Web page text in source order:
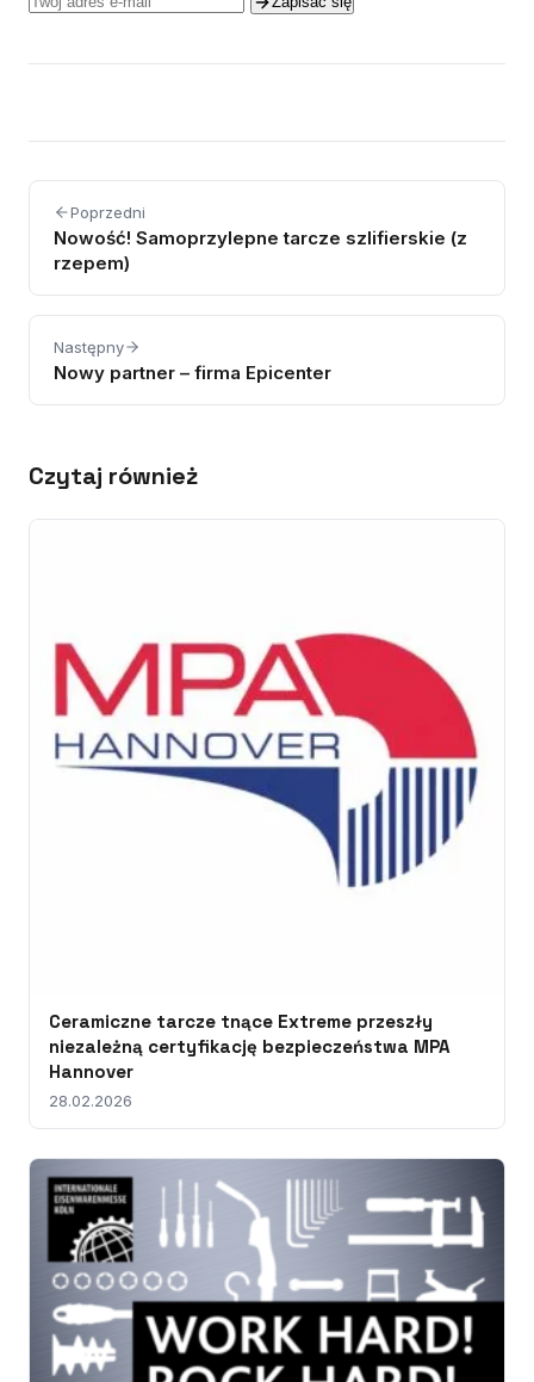
Poprzedni
Nowość! Samoprzylepne tarcze szlifierskie (z
rzepem)
Następny
Nowy partner – firma Epicenter
Czytaj również
Ceramiczne tarcze tnące Extreme przeszły
niezależną certyfikację bezpieczeństwa MPA
Hannover
28.02.2026